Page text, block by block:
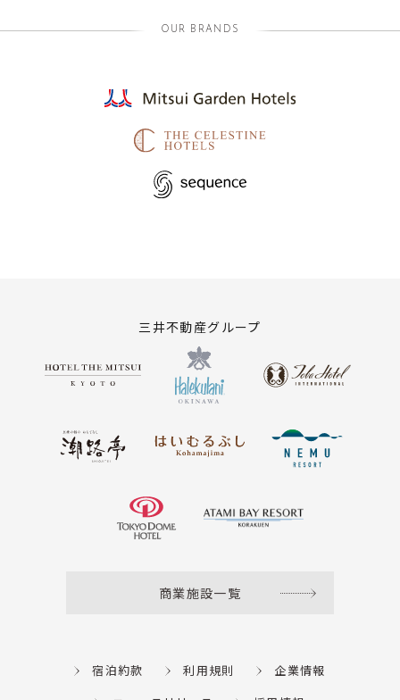
OUR BRANDS
三井不動産グループ
商業施設一覧
宿泊約款 利用規則
企業情報